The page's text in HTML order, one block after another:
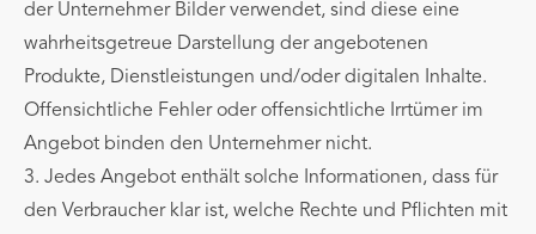
der Unternehmer Bilder verwendet, sind diese eine
wahrheitsgetreue Darstellung der angebotenen
Produkte, Dienstleistungen und/oder digitalen Inhalte.
Offensichtliche Fehler oder offensichtliche Irrtümer im
Angebot binden den Unternehmer nicht.
3. Jedes Angebot enthält solche Informationen, dass für
den Verbraucher klar ist, welche Rechte und Pflichten mit